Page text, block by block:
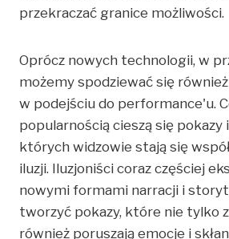
przekraczać granice możliwości.
Oprócz nowych technologii, w
możemy spodziewać się
w podejściu do performance'u.
popularnością cieszą się
których widzowie stają się
iluzji. Iluzjoniści coraz częściej
nowymi formami narracji i
tworzyć pokazy, które nie tylko
również poruszają emocje i